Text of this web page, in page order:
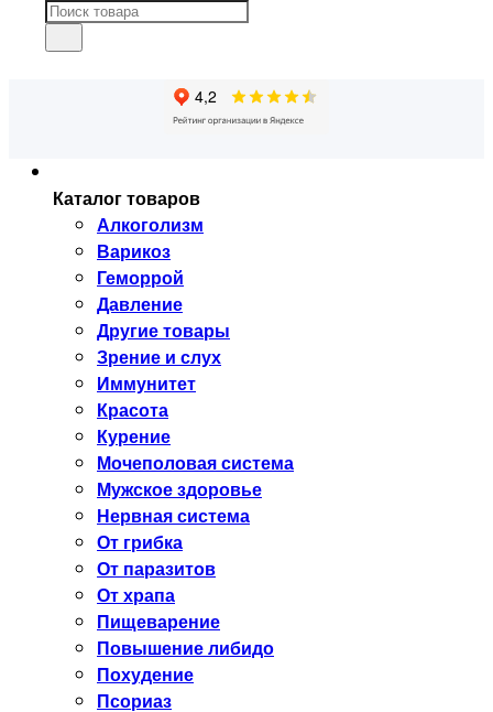
Каталог товаров
Алкоголизм
Варикоз
Геморрой
Давление
Другие товары
Зрение и слух
Иммунитет
Красота
Курение
Мочеполовая система
Мужское здоровье
Нервная система
От грибка
От паразитов
От храпа
Пищеварение
Повышение либидо
Похудение
Псориаз